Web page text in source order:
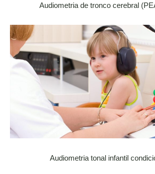
Audiometria de tronco cerebral
Audiometria tonal infantil